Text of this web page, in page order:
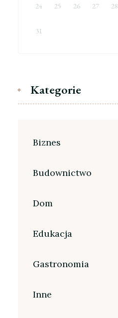
24 25 26 27 28
31
Kategorie
Biznes
Budownictwo
Dom
Edukacja
Gastronomia
Inne